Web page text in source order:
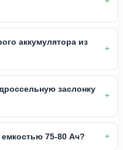
аккумулятора из
заслонку
75-80 Ач?